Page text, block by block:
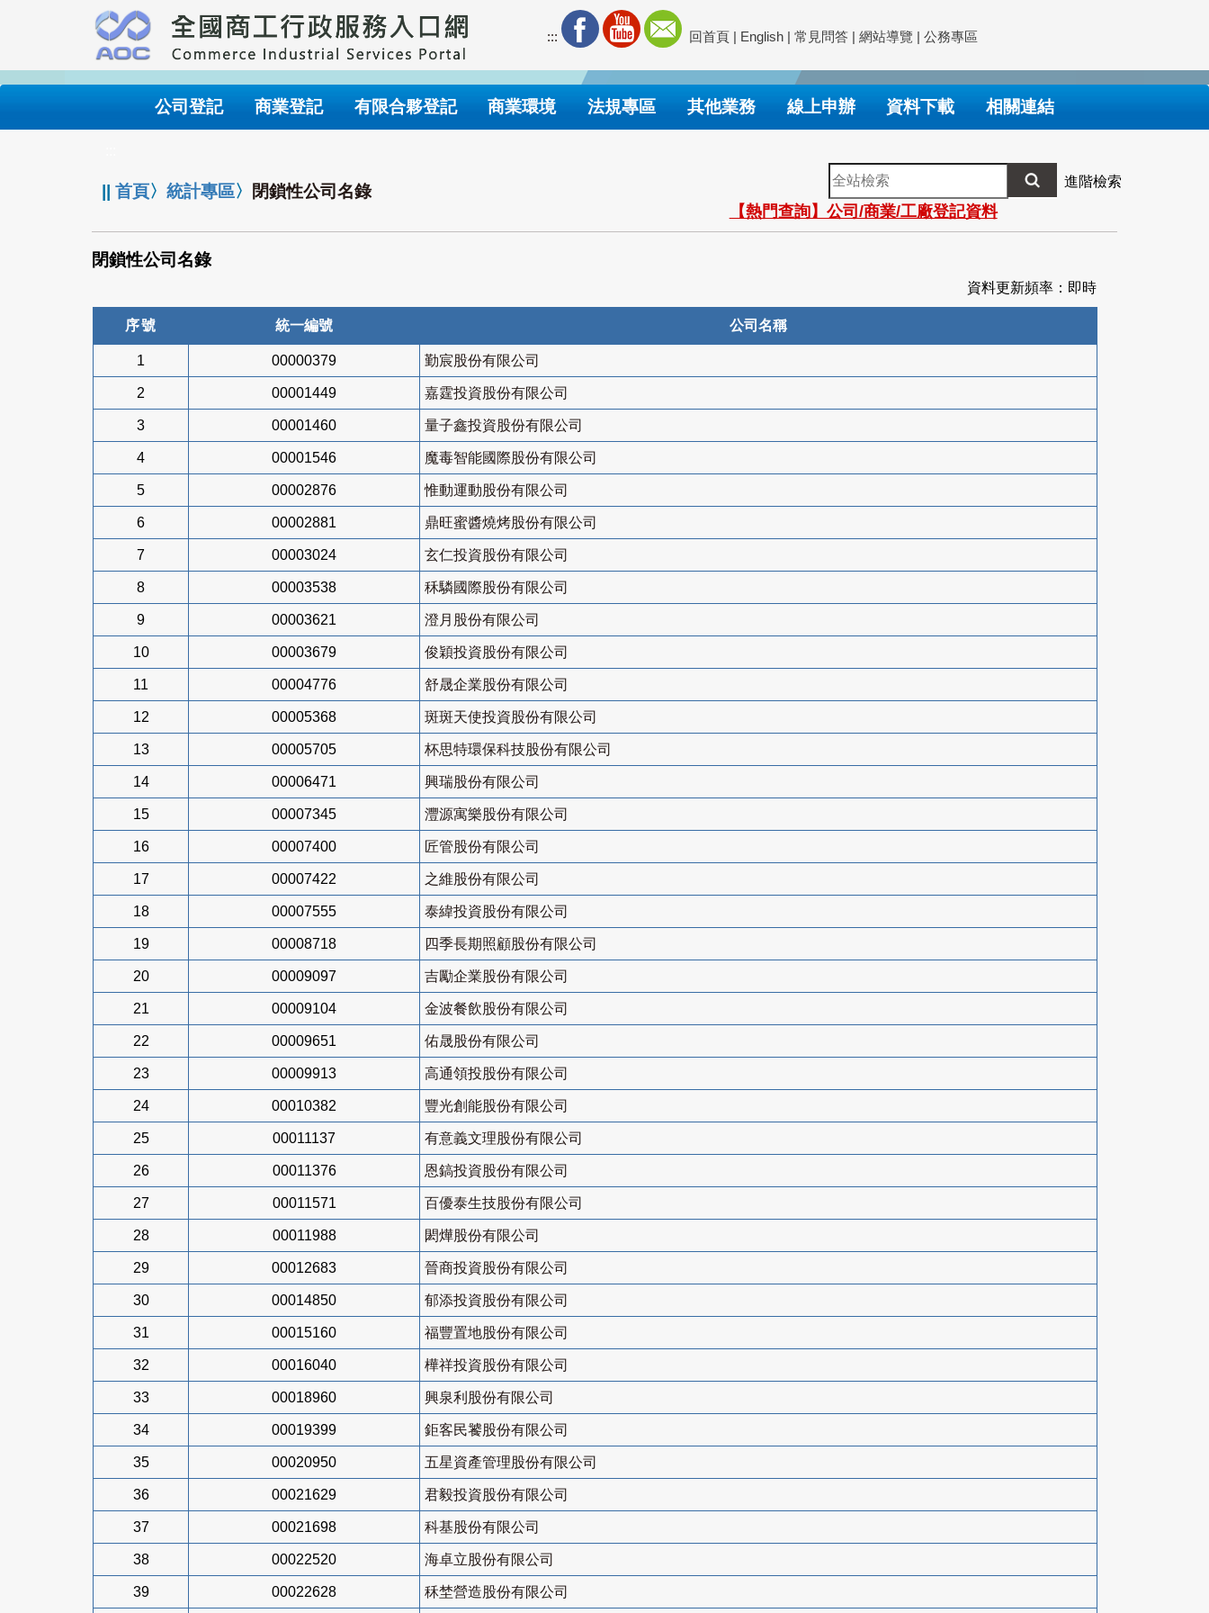
要
內
::: 回首頁 | English | 常見問答 | 網站導覽 | 公務專區
公司登記 商業登記 有限合夥登記 商業環境 法規專區 其他業務 線上申辦 資料下載 相關連結
||首頁〉統計專區〉 閉鎖性公司名錄
全
站
檢
索
進階檢索
【熱門查詢】公司/商業/工廠登記資料
閉鎖性公司名錄
資料更新頻率：即時
序號 統一編號 公司名稱
1 00000379 勤宸股份有限公司
2 00001449 嘉霆投資股份有限公司
3 00001460 量子鑫投資股份有限公司
4 00001546 魔毒智能國際股份有限公司
5 00002876 惟動運動股份有限公司
6 00002881 鼎旺蜜醬燒烤股份有限公司
7 00003024 玄仁投資股份有限公司
8 00003538 秝驎國際股份有限公司
9 00003621 澄月股份有限公司
10 00003679 俊穎投資股份有限公司
11 00004776 舒晟企業股份有限公司
12 00005368 斑斑天使投資股份有限公司
13 00005705 杯思特環保科技股份有限公司
14 00006471 興瑞股份有限公司
15 00007345 灃源寓樂股份有限公司
16 00007400 匠管股份有限公司
17 00007422 之維股份有限公司
18 00007555 泰緯投資股份有限公司
19 00008718 四季長期照顧股份有限公司
20 00009097 吉勵企業股份有限公司
21 00009104 金波餐飲股份有限公司
22 00009651 佑晟股份有限公司
23 00009913 高通領投股份有限公司
24 00010382 豐光創能股份有限公司
25 00011137 有意義文理股份有限公司
26 00011376 恩鎬投資股份有限公司
27 00011571 百優泰生技股份有限公司
28 00011988 閎燁股份有限公司
29 00012683 晉商投資股份有限公司
30 00014850 郁添投資股份有限公司
31 00015160 福豐置地股份有限公司
32 00016040 樺祥投資股份有限公司
33 00018960 興泉利股份有限公司
34 00019399 鉅客民饕股份有限公司
35 00020950 五星資產管理股份有限公司
36 00021629 君毅投資股份有限公司
37 00021698 科基股份有限公司
38 00022520 海卓立股份有限公司
39 00022628 秝埜營造股份有限公司